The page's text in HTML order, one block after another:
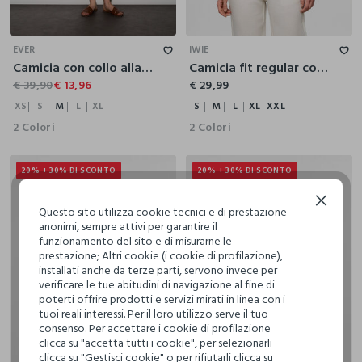
EVER
Camicia con collo alla francese regular fit donna
€ 39,90€ 13,96
XS S M L XL
2 Colori
IWIE
Camicia fit regular con colletto alla francese in puro lino donna
€ 29,99
S M L XL XXL
2 Colori
20% + 30% DI SCONTO 20% + 30% DI SCONTO
Questo sito utilizza cookie tecnici e di prestazione
anonimi, sempre attivi per garantire il
funzionamento del sito e di misurarne le
prestazione; Altri cookie (i cookie di profilazione),
installati anche da terze parti, servono invece per
verificare le tue abitudini di navigazione al fine di
poterti offrire prodotti e servizi mirati in linea con i
tuoi reali interessi. Per il loro utilizzo serve il tuo
consenso. Per accettare i cookie di profilazione
clicca su "accetta tutti i cookie", per selezionarli
clicca su "Gestisci cookie" o per rifiutarli clicca su
Continua senza accettare